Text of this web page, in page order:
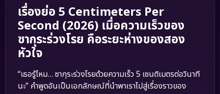
เรื่องย่อ 5 Centimeters Per
Second (2026) เมื่อความเร็วของ
ซากุระร่วงโรย คือระยะห่างของสอง
หัวใจ
“เธอรู้ไหม… ซากุระร่วงโรยด้วยความเร็ว 5 เซนติเมตรต่อวินาที
นะ” คำพูดอันเป็นเอกลักษณ์ที่นำพาเราไปสู่เรื่องราวของ